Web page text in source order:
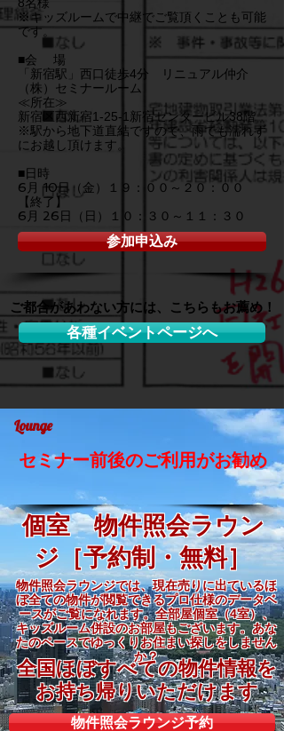
Lounge
セミナー前後のご利用がお勧め
個室 物件照会ラウン
ジ［予約制・無料］
物件照会ラウンジでは、現在売りに出ているほ
ぼ全ての物件が閲覧できるプロ仕様のデータベ
ースがご覧になれます。全部屋個室（4室）、
キッズルーム併設のお部屋もございます。あな
たのペースでゆっくりお住まい探しをしません
か？
全国ほぼすべての物件情報を
お持ち帰りいただけます
物件照会ラウンジ予約
※キッズルームで中継でご覧頂くことも可能
です。
■会 場
「新宿駅」西口徒歩4分 リニュアル仲介
（株）セミナールーム
≪所在≫
新宿区西新宿1-25-1新宿センタービル38階
※駅から地下道直結ですので、雨でも濡れず
にお越し頂けます。
■日時
6 月 10日（金）１９：００～２０：００
【終了】
6月 26日（日）１０：３０～１１：３０
参加申込み
ご都合があわない方には、こちらもお薦め！
各種イベントページへ